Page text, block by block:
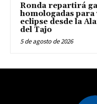
Ronda repartirá
homologadas para
eclipse desde la
del Tajo
5 de agosto de 2026